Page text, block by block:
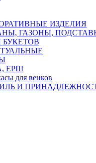
ИЗДЕЛИЯ
ГАЗОНЫ,
ЕРШ
для венков
И